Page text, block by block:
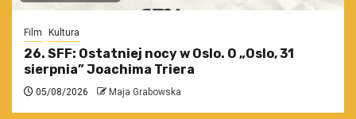
Film Kultura
26. SFF: Ostatniej nocy w Oslo. O „Oslo, 31
sierpnia” Joachima Triera
05/08/2026 Maja Grabowska